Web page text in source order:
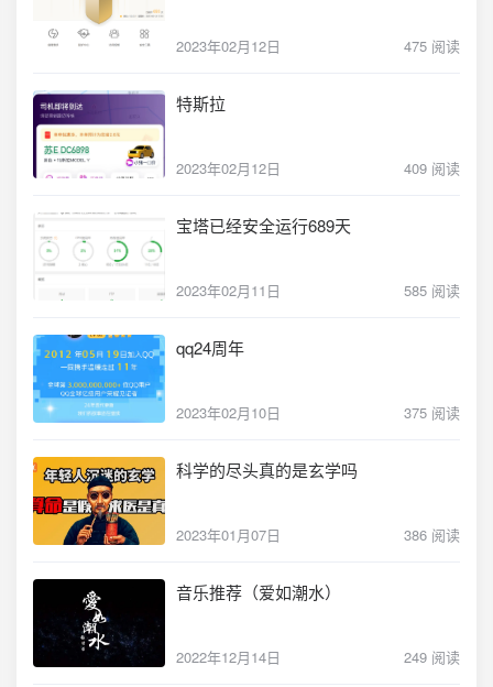
2023年02月12日 475 阅读
特斯拉
2023年02月12日 409 阅读
宝塔已经安全运行689天
2023年02月11日 585 阅读
qq24周年
2023年02月10日 375 阅读
科学的尽头真的是玄学吗
2023年01月07日 386 阅读
音乐推荐（爱如潮水）
2022年12月14日 249 阅读